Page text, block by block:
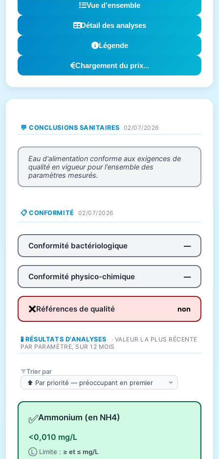
Vue d'ensemble
Détail des analyses
Légende
Chargement du prix...
💬 CONCLUSIONS SANITAIRES 02/07/2026
Eau d'alimentation conforme aux exigences de
qualité en vigueur pour l'ensemble des
paramètres mesurés.
📋 CONFORMITÉ 02/07/2026
Conformité bactériologique —
Conformité physico-chimique —
❌Références de qualité non
🧪 RÉSULTATS D'ANALYSES
· VALEUR LA PLUS RÉCENTE
PAR PARAMÈTRE, SUR 12 MOIS
Trier par
✅Ammonium (en NH4)
<0,010 mg/L
Ⓛ Limite : ≥ et ≤ mg/L